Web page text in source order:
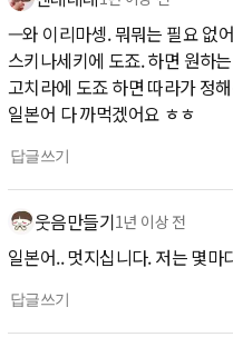
—와 이리마셍. 뭐뭐는 필요 없
스키나세키에 도죠. 하면 원하
고치라에 도죠 하면 따라가 정
일본어 다 까먹겠어요 ㅎㅎ
답글쓰기
웃음만들기1년 이상 전
일본어.. 멋지십니다. 저는 몇마
답글쓰기